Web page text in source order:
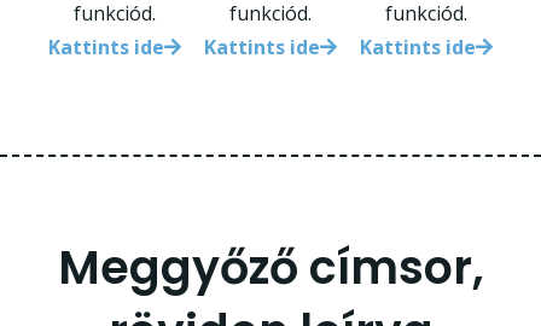
funkciód.
Kattints ide
funkciód.
Kattints ide
funkciód.
Kattints ide
Meggyőző címsor,